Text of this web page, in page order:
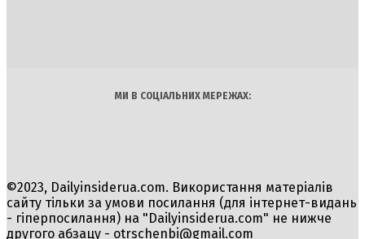
МИ В СОЦІАЛЬНИХ МЕРЕЖАХ:
©2023, Dailyinsiderua.com. Використання матеріалів
сайту тільки за умови посилання (для інтернет-видань
- гіперпосилання) на "Dailyinsiderua.com" не нижче
другого абзацу - otrschenbi@gmail.com